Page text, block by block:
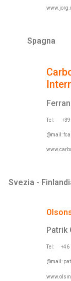
Spagna
Tel: +39
@mail:
Svezia -
Patrik
Tel: +46
@mail: